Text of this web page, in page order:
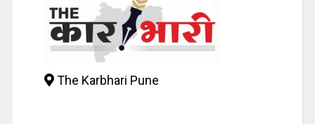
The Karbhari Pune